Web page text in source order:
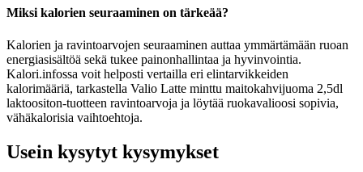
Miksi kalorien seuraaminen on tärkeää?
Kalorien ja ravintoarvojen seuraaminen auttaa ymmärtämään ruoan
energiasisältöä sekä tukee painonhallintaa ja hyvinvointia.
Kalori.infossa voit helposti vertailla eri elintarvikkeiden
kalorimääriä, tarkastella Valio Latte minttu maitokahvijuoma 2,5dl
laktoositon-tuotteen ravintoarvoja ja löytää ruokavalioosi sopivia,
vähäkalorisia vaihtoehtoja.
Usein kysytyt kysymykset